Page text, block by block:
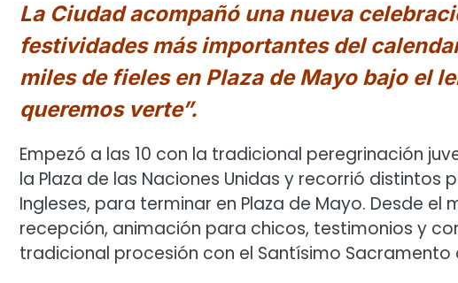
La Ciudad acompañó una nueva
festividades más importantes del
miles de fieles en Plaza de Mayo bajo el
queremos verte”.
Empezó a las 10 con la tradicional peregrinación
la Plaza de las Naciones Unidas y recorrió distintos
Ingleses, para terminar en Plaza de Mayo. Desde
recepción, animación para chicos, testimonios y
tradicional procesión con el Santísimo Sacramento